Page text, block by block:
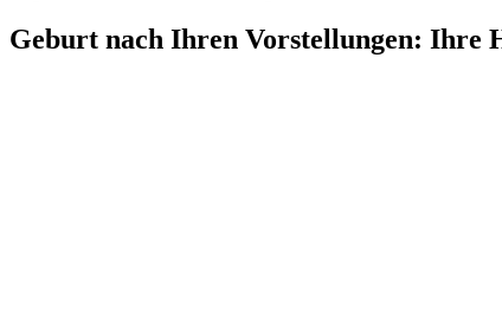
Geburt nach Ihren Vorstellungen: Ihre